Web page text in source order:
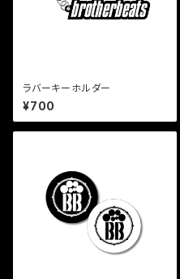
ラバーキーホルダー
¥700